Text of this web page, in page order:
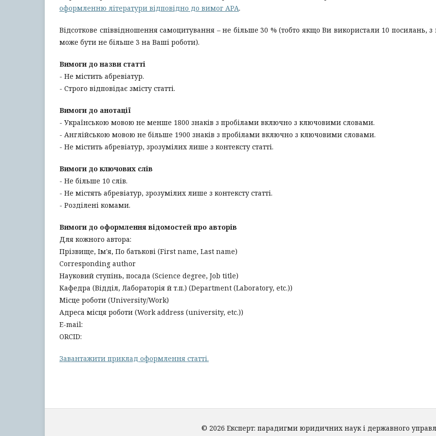
оформленню літератури відповідно до вимог APA.
Відсоткове співвідношення самоцитування – не більше 30 % (тобто якщо Ви використали 10 посилань, з
може бути не більше 3 на Ваші роботи).
Вимоги до назви статті
- Не містить абревіатур.
- Строго відповідає змісту статті.
Вимоги до анотації
- Українською мовою не менше 1800 знаків з пробілами включно з ключовими словами.
- Англійською мовою не більше 1900 знаків з пробілами включно з ключовими словами.
- Не містить абревіатур, зрозумілих лише з контексту статті.
Вимоги до ключових слів
- Не більше 10 слів.
- Не містять абревіатур, зрозумілих лише з контексту статті.
- Розділені комами.
Вимоги до оформлення відомостей про авторів
Для кожного автора:
Прізвище, Ім'я, По батькові (First name, Last name)
Corresponding author
Науковий ступінь, посада (Science degree, Job title)
Кафедра (Відділ, Лабораторія й т.п.) (Department (Laboratory, etc.))
Місце роботи (University/Work)
Адреса місця роботи (Work address (university, etc.))
E-mail:
ORCID:
Завантажити приклад оформлення статті.
© 2026 Експерт: парадигми юридичних наук і державного